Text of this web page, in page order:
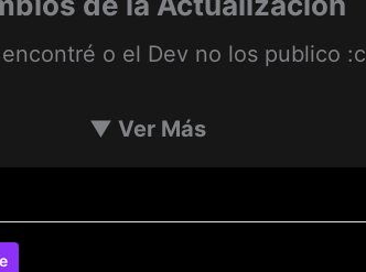
o el Dev no los publico :c
▼ Ver Más